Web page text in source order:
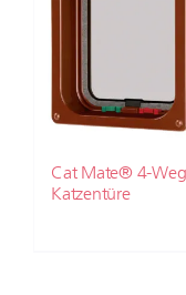
Cat Mate® 4-
Katzentüre